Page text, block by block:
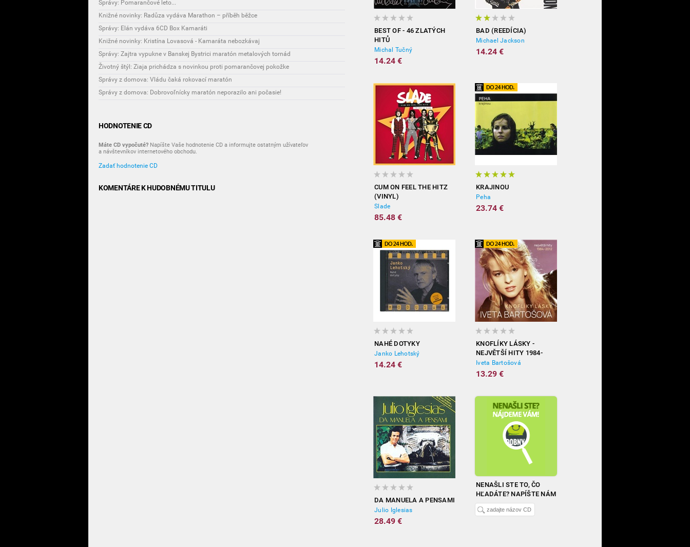
Správy: Pomarančové leto...
Knižné novinky: Radůza vydáva Marathon – příběh běžce
Správy: Elán vydáva 6CD Box Kamaráti
Knižné novinky: Kristína Lovasová - Kamaráta nebozkávaj
Správy: Zajtra vypukne v Banskej Bystrici maratón metalových tornád
Životný štýl: Ziaja prichádza s novinkou proti pomarančovej pokožke
Správy z domova: Vládu čaká rokovací maratón
Správy z domova: Dobrovoľnícky maratón neporazilo ani počasie!
HODNOTENIE CD
Máte CD vypočuté? Napíšte Vaše hodnotenie CD a informujte ostatným užívateľov
a návštevníkov internetového obchodu.
Zadať hodnotenie CD
KOMENTÁRE K HUDOBNÉMU TITULU
BEST OF - 46 ZLATÝCH
HITŮ
Michal Tučný
14.24 €
BAD (REEDÍCIA)
Michael Jackson
14.24 €
CUM ON FEEL THE HITZ
(VINYL)
Slade
85.48 €
KRAJINOU
Peha
23.74 €
NAHÉ DOTYKY
Janko Lehotský
14.24 €
KNOFLÍKY LÁSKY -
NEJVĚTŠÍ HITY 1984-
2012
Iveta Bartošová
13.29 €
DA MANUELA A PENSAMI
Julio Iglesias
28.49 €
NENAŠLI STE TO, ČO
HĽADÁTE? NAPÍŠTE NÁM